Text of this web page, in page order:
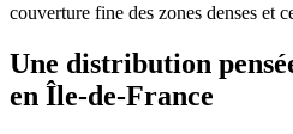
couverture fine des zones denses et
Une distribution
en Île-de-France